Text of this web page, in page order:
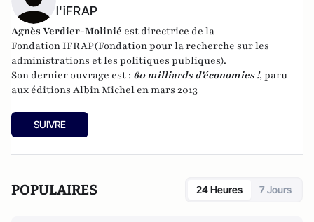
l'iFRAP
Agnès Verdier-Molinié est directrice de la
FondationIFRAP(Fondation pour la recherche sur les
administrations et les politiques publiques).
Son dernier ouvrage est : 60 milliards d'économies !, paru
aux éditions Albin Michel en mars 2013
SUIVRE
POPULAIRES 24 Heures 7 Jours